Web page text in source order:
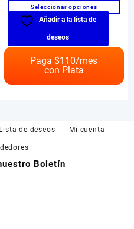
Seleccionar opciones
Este
tiene
múltiples
variantes.
Las
elegir
Añadir a la lista de
deseos
Paga $110/mes
con Plata
Lista de deseos Mi cuenta
Boletín